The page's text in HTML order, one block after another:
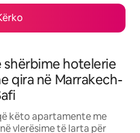
hotelerie
qira në Marrakech-
këto apartamente me
vlerësime të larta për